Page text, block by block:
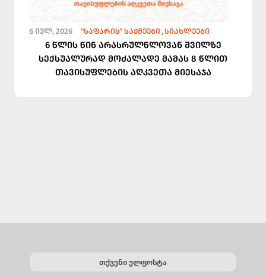
6 ᲘᲕᲚ, 2026 "ᲡᲐᲤᲐᲠᲘᲡ" ᲡᲐᲥᲛᲔᲔᲑᲘ ᲡᲘᲐᲮᲚᲔᲔᲑᲘ
6 წლის წინ არასრულწლოვან შვილზე
სექსუალურად მოძალადე მამას 8 წლით
თავისუფლების აღკვეთა მიესაჯა